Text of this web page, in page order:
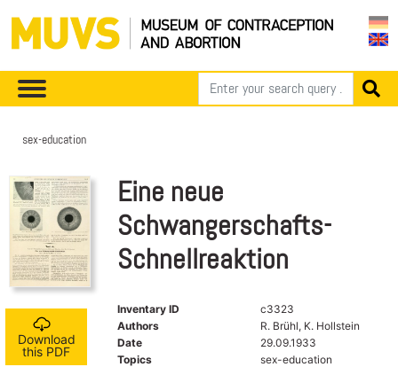
sex-education
Download
this PDF
Eine neue
Schwangerschafts-
Schnellreaktion
Inventary ID
c3323
Authors
R. Brühl, K. Hollstein
Date
29.09.1933
Topics
sex-education